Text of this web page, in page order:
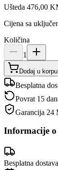
Ušteda 476,00
Cijena sa
Količina
1
Dodaj u korpu
Besplatna
Povrat 15
Garancija 24
Informacije
Besplatna dostava